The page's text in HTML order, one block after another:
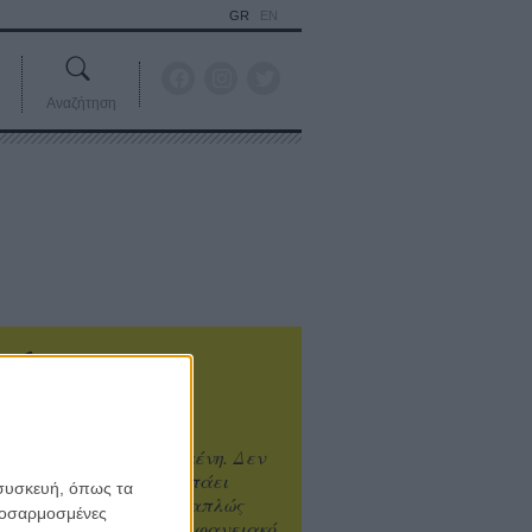
όπως τα
GR EN
Αναζήτηση
είναι υπερτιμημένη. Δεν
καλύτερο, δεν σε πάει
η επιτυχία. Είναι απλώς